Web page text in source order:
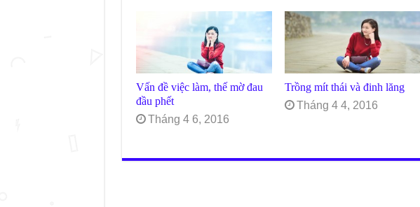
Vấn đề việc làm, thế mờ đau
đầu phết
Tháng 4 6, 2016
Trồng mít thái và đinh lăng
Tháng 4 4, 2016